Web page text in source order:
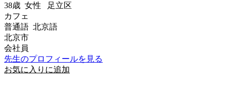
38歳 女性 足立区
カフェ
普通語 北京語
北京市
会社員
先生のプロフィールを見る
お気に入りに追加